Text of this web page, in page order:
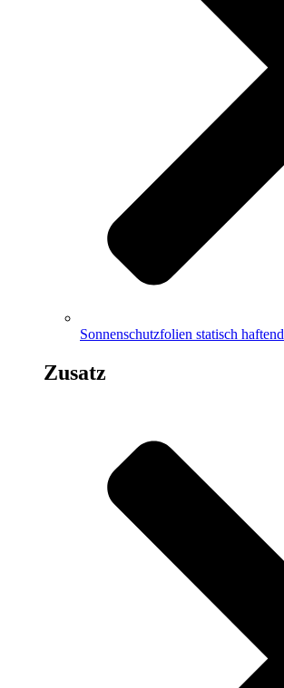
Sonnenschutzfolien statisch haftend
Zusatz